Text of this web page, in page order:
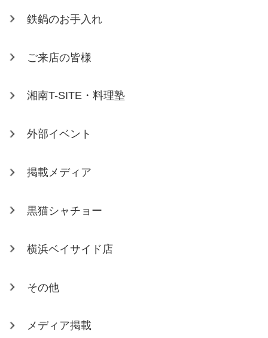
鉄鍋のお手入れ
ご来店の皆様
湘南T-SITE・料理塾
外部イベント
掲載メディア
黒猫シャチョー
横浜ベイサイド店
その他
メディア掲載